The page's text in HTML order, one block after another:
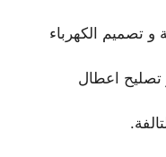
و تصميم الكهرباء
تصليح اعطال